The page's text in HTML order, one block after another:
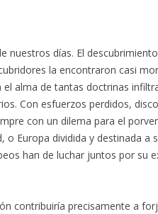
nuestros días. El
la encontraron casi
alma de tantas doctrinas
Con esfuerzos perdidos,
con un dilema para el
Europa dividida y destinada a
han de luchar juntos por su
contribuiría precisamente a